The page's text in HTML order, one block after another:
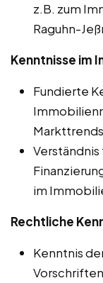
z.B. zum
Raguhn-
Kenntnisse im
Fundierte
im
Rechtliche
Kenntnis